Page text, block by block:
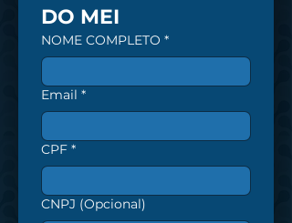
DO MEI
NOME COMPLETO *
Email *
CPF *
CNPJ (Opcional)